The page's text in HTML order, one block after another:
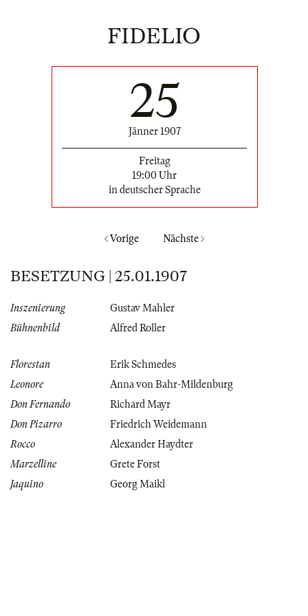
FIDELIO
25
Jänner 1907
Freitag
19:00 Uhr
in deutscher Sprache
Vorige Nächste
BESETZUNG | 25.01.1907
Inszenierung
Gustav Mahler
Bühnenbild
Alfred Roller
Florestan
Erik Schmedes
Leonore
Anna von Bahr-Mildenburg
Don Fernando
Richard Mayr
Don Pizarro
Friedrich Weidemann
Rocco
Alexander Haydter
Marzelline
Grete Forst
Jaquino
Georg Maikl